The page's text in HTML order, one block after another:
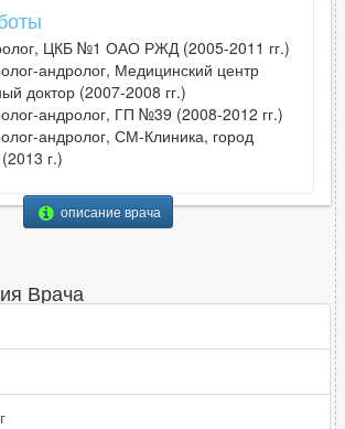
ЦКБ №1 ОАО РЖД (2005-2011 гг.)
андролог, Медицинский центр
доктор (2007-2008 гг.)
андролог, ГП №39 (2008-2012 гг.)
андролог, СМ-Клиника, город
г.)
описание врача
Врача